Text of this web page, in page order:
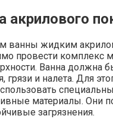
акрилового
ванны жидким
провести комплекс
Ванна должна
грязи и налета. Для
материалы. Они
загрязнения.